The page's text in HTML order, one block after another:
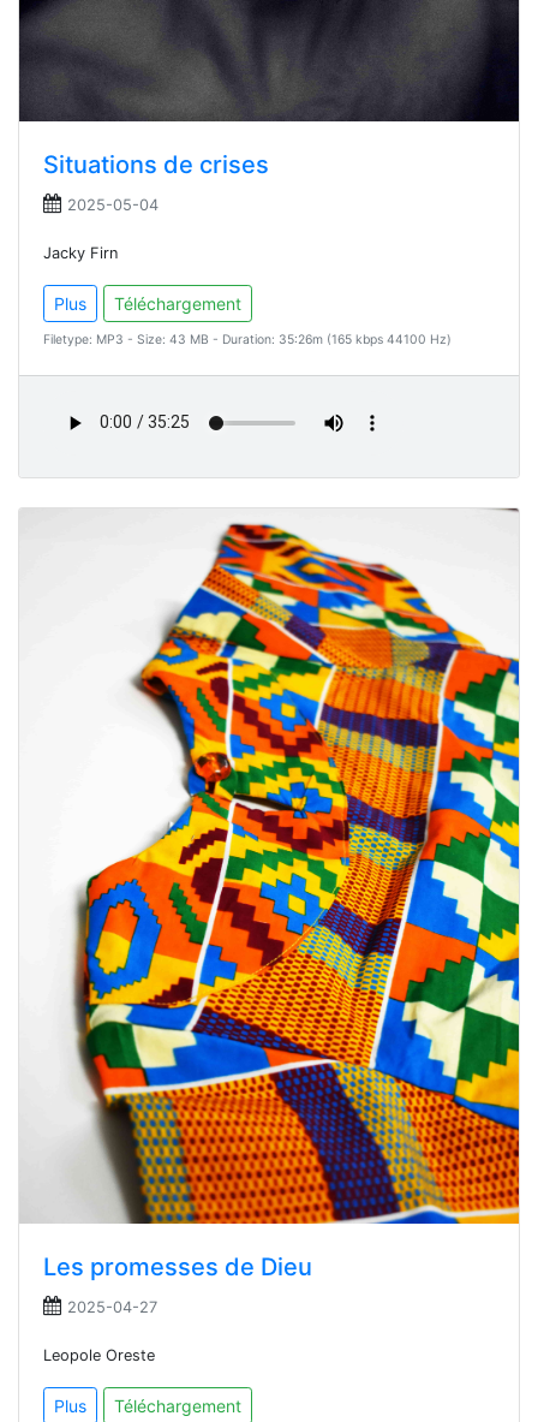
Situations de crises
2025-05-04
Jacky Firn
Plus Téléchargement
Filetype: MP3 - Size: 43 MB - Duration: 35:26m (165 kbps 44100 Hz)
Les promesses de Dieu
2025-04-27
Leopole Oreste
Plus Téléchargement